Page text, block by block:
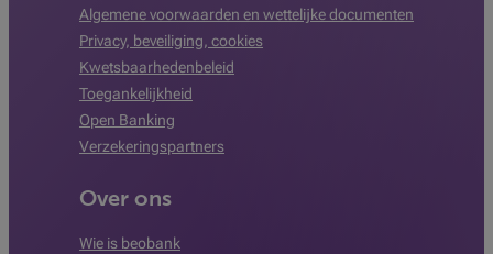
Algemene voorwaarden en wettelijke documenten
Privacy, beveiliging, cookies
Kwetsbaarhedenbeleid
Toegankelijkheid
Open Banking
Verzekeringspartners
Over ons
Wie is beobank